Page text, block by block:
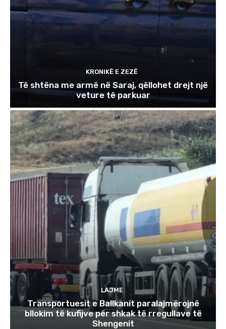
KRONIKË E ZEZË
Të shtëna me armë në Saraj, qëllohet drejt një
veture të parkuar
LAJME
Transportuesit e Ballkanit paralajmërojnë
bllokim të kufijve për shkak të rregullave të
Shengenit